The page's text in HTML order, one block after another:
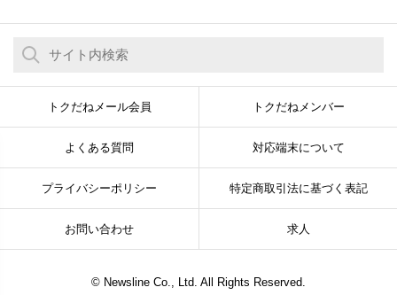
トクだねメール会員 トクだねメンバー
よくある質問 対応端末について
プライバシーポリシー 特定商取引法に基づく表記
お問い合わせ 求人
© Newsline Co., Ltd. All Rights Reserved.